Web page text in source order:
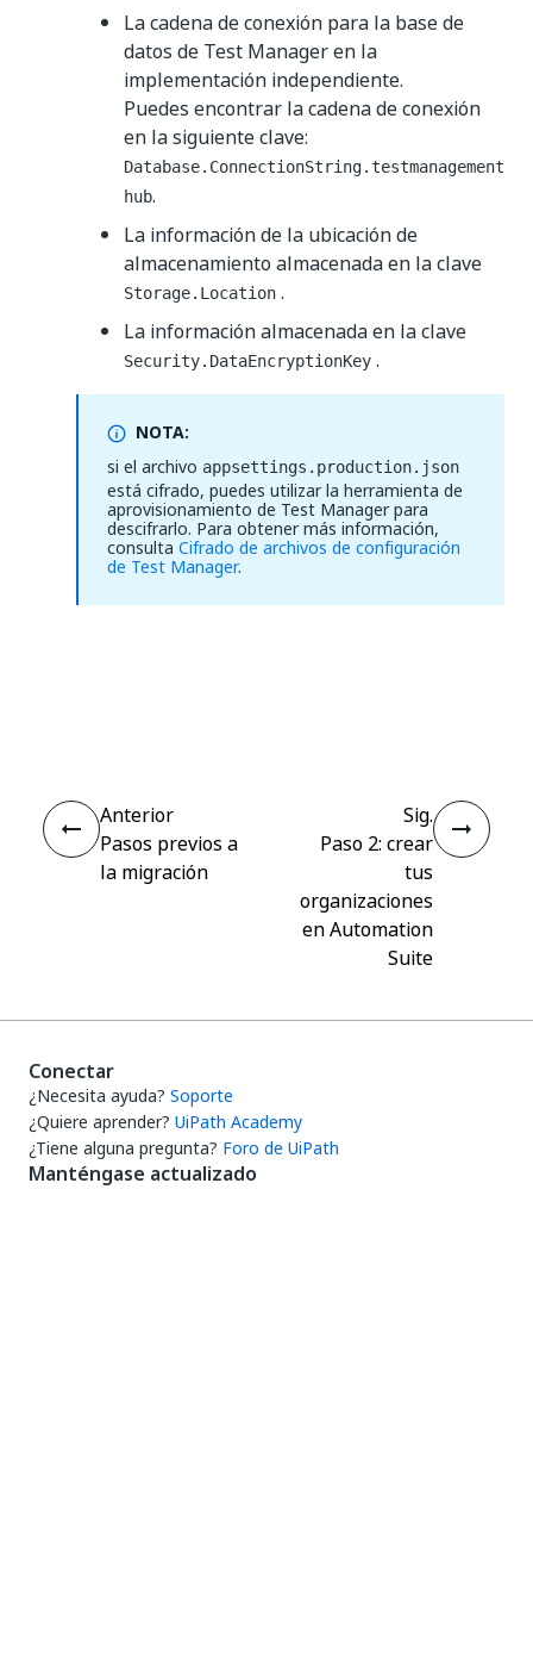
La cadena de conexión para la base de
datos de Test Manager en la
implementación independiente.
Puedes encontrar la cadena de conexión
en la siguiente clave:
Database.ConnectionString.testmanagement
hub.
La información de la ubicación de
almacenamiento almacenada en la clave
Storage.Location .
La información almacenada en la clave
Security.DataEncryptionKey .
NOTA:
si el archivo appsettings.production.json
está cifrado, puedes utilizar la herramienta de
aprovisionamiento de Test Manager para
descifrarlo. Para obtener más información,
consulta Cifrado de archivos de configuración
de Test Manager.
Anterior
Pasos previos a
la migración
Sig.
Paso 2: crear
tus
organizaciones
en Automation
Suite
Conectar
¿Necesita ayuda? Soporte
¿Quiere aprender? UiPath Academy
¿Tiene alguna pregunta? Foro de UiPath
Manténgase actualizado